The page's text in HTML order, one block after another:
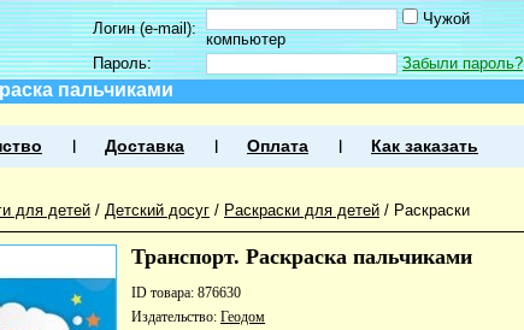
Логин (e-mail):
Чужой
компьютер
Пароль:
Забыли пароль?
пальчиками
Доставка Оплата Как заказать
для детей / Детский досуг / Раскраски для детей / Раскраски
Транспорт. Раскраска пальчиками
ID товара: 876630
Издательство: Геодом